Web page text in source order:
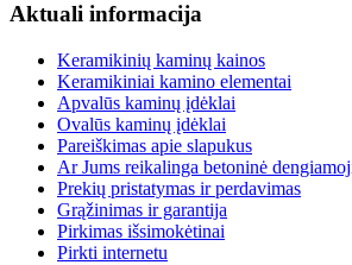
Aktuali informacija
Keramikinių kaminų kainos
Keramikiniai kamino elementai
Apvalūs kaminų įdėklai
Ovalūs kaminų įdėklai
Pareiškimas apie slapukus
Ar Jums reikalinga betoninė
Prekių pristatymas ir perdavimas
Grąžinimas ir garantija
Pirkimas išsimokėtinai
Pirkti internetu